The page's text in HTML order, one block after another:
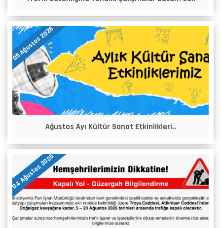
05 Ağustos 2026
Ağustos Ayı Kültür Sanat Etkinlikleri..
04 Ağustos 2026